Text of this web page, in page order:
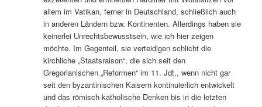
allem im Vatikan, ferner in Deutschland, schließlich auch
in anderen Ländern bzw. Kontinenten. Allerdings haben sie
keinerlei Unrechtsbewusstsein, wie ich hier zeigen
möchte. Im Gegenteil, sie verteidigen schlicht die
kirchliche „Staatsraison“, die sich seit den
Gregorianischen „Reformen“ im 11. Jdt., wenn nicht gar
seit den byzantinischen Kaisern kontinuierlich entwickelt
und das römisch-katholische Denken bis in die letzten